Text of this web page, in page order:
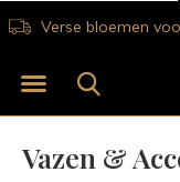
Verse bloemen
Vazen &